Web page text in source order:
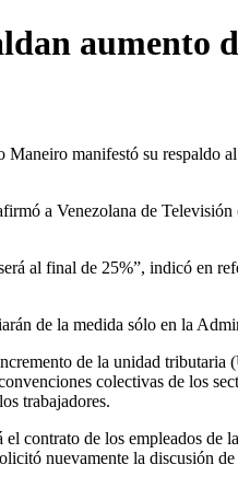
aumento
manifestó su respaldo
a Venezolana de
al final de 25%”, indicó en
de la medida sólo en la
de la unidad tributaria
colectivas de los
trabajadores.
contrato de los empleados
nuevamente la discusión